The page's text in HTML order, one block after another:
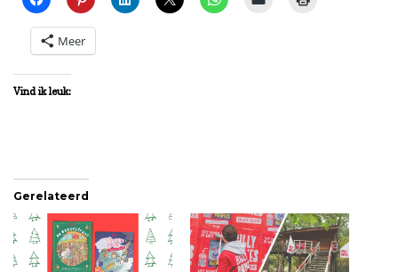
Meer
Vind ik leuk:
Gerelateerd